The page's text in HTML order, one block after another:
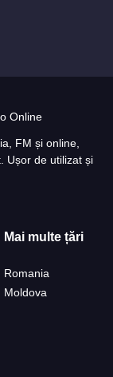
FM și online,
Ușor de utilizat și
Mai multe țări
Romania
Moldova